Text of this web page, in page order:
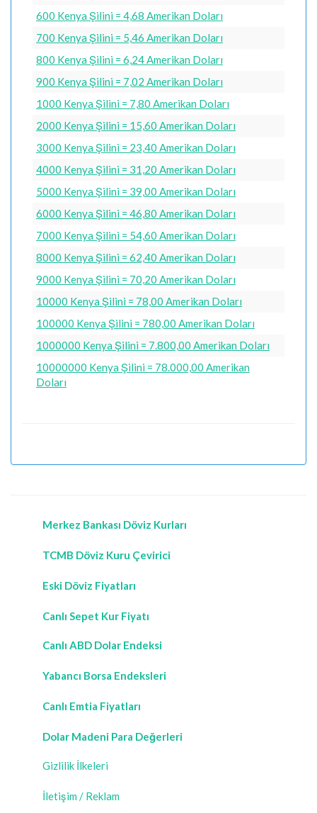
600 Kenya Şilini = 4,68 Amerikan Doları
700 Kenya Şilini = 5,46 Amerikan Doları
800 Kenya Şilini = 6,24 Amerikan Doları
900 Kenya Şilini = 7,02 Amerikan Doları
1000 Kenya Şilini = 7,80 Amerikan Doları
2000 Kenya Şilini = 15,60 Amerikan Doları
3000 Kenya Şilini = 23,40 Amerikan Doları
4000 Kenya Şilini = 31,20 Amerikan Doları
5000 Kenya Şilini = 39,00 Amerikan Doları
6000 Kenya Şilini = 46,80 Amerikan Doları
7000 Kenya Şilini = 54,60 Amerikan Doları
8000 Kenya Şilini = 62,40 Amerikan Doları
9000 Kenya Şilini = 70,20 Amerikan Doları
10000 Kenya Şilini = 78,00 Amerikan Doları
100000 Kenya Şilini = 780,00 Amerikan Doları
1000000 Kenya Şilini = 7.800,00 Amerikan Doları
10000000 Kenya Şilini = 78.000,00 Amerikan
Doları
Merkez Bankası Döviz Kurları
TCMB Döviz Kuru Çevirici
Eski Döviz Fiyatları
Canlı Sepet Kur Fiyatı
Canlı ABD Dolar Endeksi
Yabancı Borsa Endeksleri
Canlı Emtia Fiyatları
Dolar Madeni Para Değerleri
Gizlilik İlkeleri
İletişim / Reklam